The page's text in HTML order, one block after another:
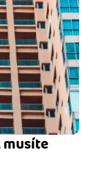
musíte